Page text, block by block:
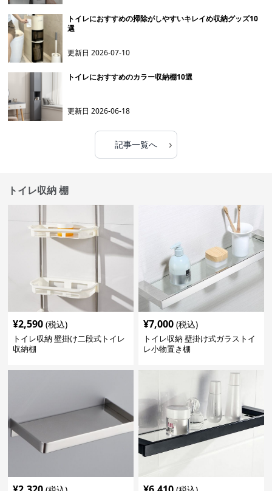
トイレにおすすめの掃除がしやすいキレイめ収納グッズ10
選
更新日2026-07-10
トイレにおすすめのカラー収納棚10選
更新日2026-06-18
記事一覧へ ›
トイレ収納 棚
¥2,590 (税込)
トイレ収納 壁掛け二段式トイレ
収納棚
¥7,000 (税込)
トイレ収納 壁掛け式ガラストイ
レ小物置き棚